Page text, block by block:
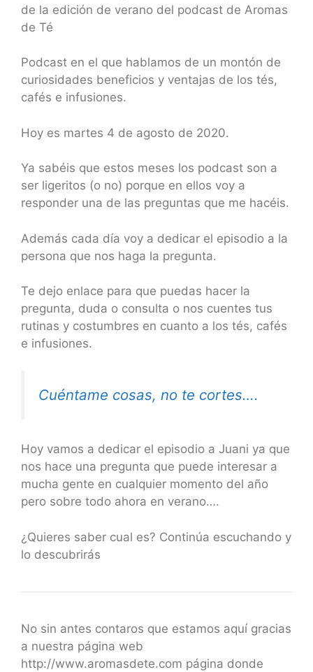
EMBED
de la edición de verano del podcast de Aromas
de Té
Podcast en el que hablamos de un montón de
curiosidades beneficios y ventajas de los tés,
cafés e infusiones.
Hoy es martes 4 de agosto de 2020.
Ya sabéis que estos meses los podcast son a
ser ligeritos (o no) porque en ellos voy a
responder una de las preguntas que me hacéis.
Además cada día voy a dedicar el episodio a la
persona que nos haga la pregunta.
Te dejo enlace para que puedas hacer la
pregunta, duda o consulta o nos cuentes tus
rutinas y costumbres en cuanto a los tés, cafés
e infusiones.
Cuéntame cosas, no te cortes….
Hoy vamos a dedicar el episodio a Juani ya que
nos hace una pregunta que puede interesar a
mucha gente en cualquier momento del año
pero sobre todo ahora en verano….
¿Quieres saber cual es? Continúa escuchando y
lo descubrirás
No sin antes contaros que estamos aquí gracias
a nuestra página web
http://www.aromasdete.com página donde